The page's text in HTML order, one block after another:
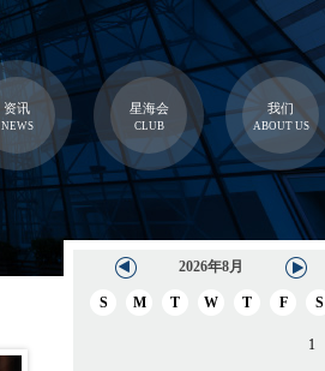
资讯
NEWS
星海会
CLUB
我们
ABOUT US
2026年8月
S M T W T F S
1